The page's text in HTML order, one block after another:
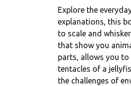
Explore the
explanations, this
to scale and
that show you
parts, allows you
tentacles of a
the challenges of